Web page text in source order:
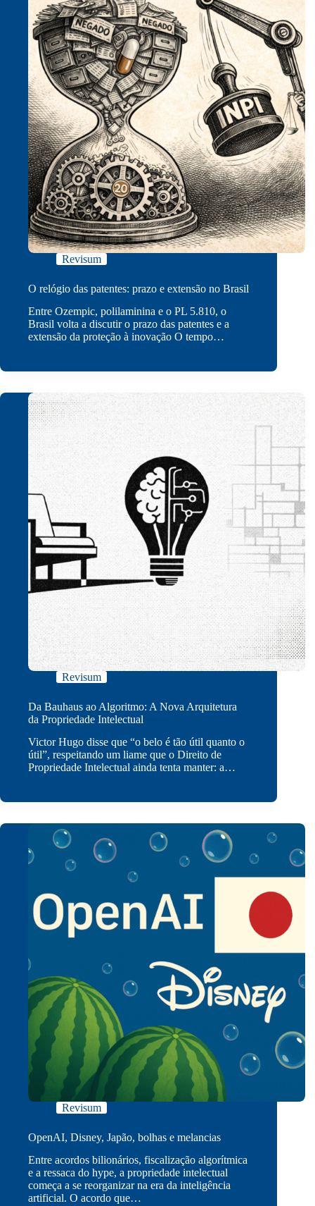
Revisum
O relógio das patentes: prazo e extensão no Brasil
Entre Ozempic, polilaminina e o PL 5.810, o
Brasil volta a discutir o prazo das patentes e a
extensão da proteção à inovação O tempo…
Revisum
Da Bauhaus ao Algoritmo: A Nova Arquitetura
da Propriedade Intelectual
Victor Hugo disse que “o belo é tão útil quanto o
útil”, respeitando um liame que o Direito de
Propriedade Intelectual ainda tenta manter: a…
Revisum
OpenAI, Disney, Japão, bolhas e melancias
Entre acordos bilionários, fiscalização algorítmica
e a ressaca do hype, a propriedade intelectual
começa a se reorganizar na era da inteligência
artificial. O acordo que…